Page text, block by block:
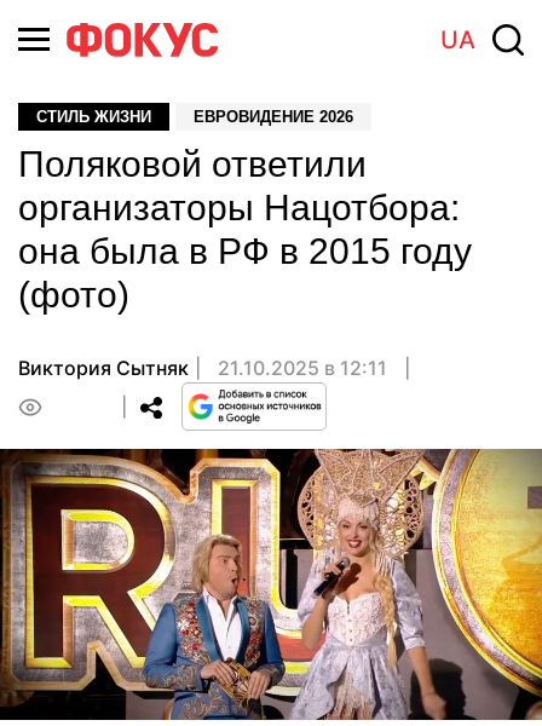
UA
СТИЛЬ ЖИЗНИ ЕВРОВИДЕНИЕ 2026
Поляковой ответили
организаторы Нацотбора:
она была в РФ в 2015 году
(фото)
Виктория Сытняк
21.10.2025 в 12:11